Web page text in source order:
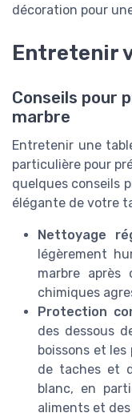
décoration pour
Entretenir
Conseils pour
marbre
Entretenir une
particulière pour
quelques conseils
élégante de votre
Nettoyage
légèrement
marbre après
chimiques
Protection
des dessous
boissons et
de taches et
blanc, en
aliments et